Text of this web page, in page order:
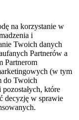
na korzystanie w
i
Twoich danych
Partnerów a
Partnerom
(w tym
do Twoich
które
decyzję w sprawie